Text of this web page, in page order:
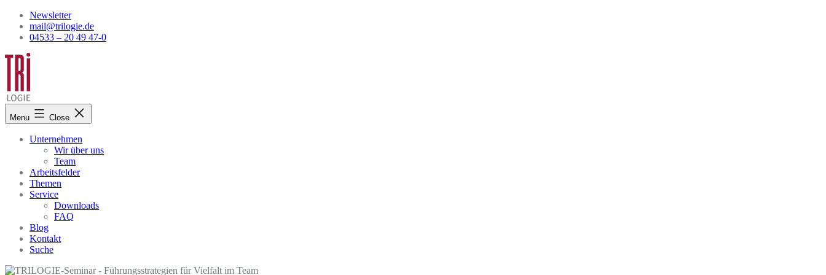
Skip
content
Newsletter
mail@trilogie.de
04533 – 20 49 47-0
Menu Close
Unternehmen
Wir über uns
Team
Arbeitsfelder
Themen
Service
Downloads
FAQ
Blog
Kontakt
Suche